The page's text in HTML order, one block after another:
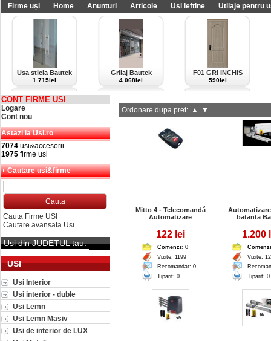
Firme uși Home Anunturi Articole Usi ieftine Utilaje pentru
Usa sticla Bautek
1.715lei
Grilaj Bautek
4.068lei
F01 GRI INCHIS
590lei
CONT FIRME USI
Logare
Cont nou
Astazi la Usi.ro
7074 usi&accesorii
1975 firme usi
Cautare usi&firme
Cauta Firme USI
Cautare avansata Usi
Usi din JUDETUL tau:
USI
Usi Interior
Usi interior - duble
Usi Lemn
Usi Lemn Masiv
Usi de interior de LUX
Ordonare dupa pret: ▲ ▼
Mitto 4 - Telecomandă
Automatizare
122 lei
Comenzi: 0
Vizite: 1199
Recomandat: 0
Tiparit: 0
batanta
1.200
Comenzi
Vizite:
Tiparit: 0